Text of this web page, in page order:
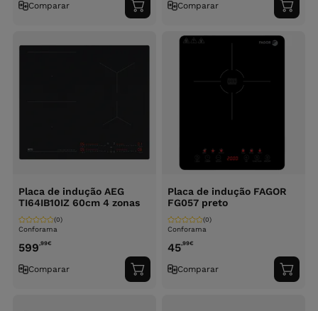
Comparar
Adicionar
ao
carrinho
Comparar
ao
Placa de indução AEG
TI64IB10IZ 60cm 4 zonas
Conforama
(0)
599,99€
Comparar
Adicionar
ao
Placa de indução FAGOR
FG057 preto
Conforama
(0)
45,99€
Comparar
ao